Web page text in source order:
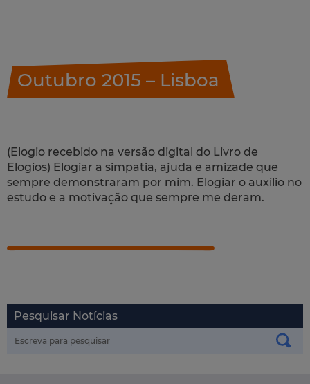
Outubro 2015 – Lisboa
(Elogio recebido na versão digital do Livro de
Elogios) Elogiar a simpatia, ajuda e amizade que
sempre demonstraram por mim. Elogiar o auxilio no
estudo e a motivação que sempre me deram.
Pesquisar Notícias